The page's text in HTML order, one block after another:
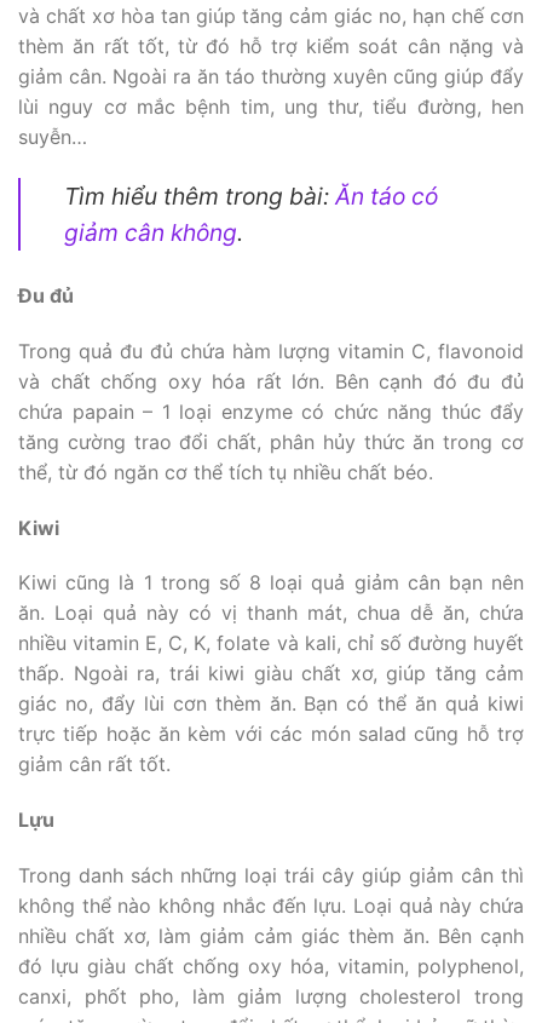
và chất xơ hòa tan giúp tăng cảm giác no, hạn chế cơn
thèm ăn rất tốt, từ đó hỗ trợ kiểm soát cân nặng và
giảm cân. Ngoài ra ăn táo thường xuyên cũng giúp đẩy
lùi nguy cơ mắc bệnh tim, ung thư, tiểu đường, hen
suyễn…
Tìm hiểu thêm trong bài:Ăn táo có
giảm cân không.
Đu đủ
Trong quả đu đủ chứa hàm lượng vitamin C, flavonoid
và chất chống oxy hóa rất lớn. Bên cạnh đó đu đủ
chứa papain – 1 loại enzyme có chức năng thúc đẩy
tăng cường trao đổi chất, phân hủy thức ăn trong cơ
thể, từ đó ngăn cơ thể tích tụ nhiều chất béo.
Kiwi
Kiwi cũng là 1 trong số 8 loại quả giảm cân bạn nên
ăn. Loại quả này có vị thanh mát, chua dễ ăn, chứa
nhiều vitamin E, C, K, folate và kali, chỉ số đường huyết
thấp. Ngoài ra, trái kiwi giàu chất xơ, giúp tăng cảm
giác no, đẩy lùi cơn thèm ăn. Bạn có thể ăn quả kiwi
trực tiếp hoặc ăn kèm với các món salad cũng hỗ trợ
giảm cân rất tốt.
Lựu
Trong danh sách những loại trái cây giúp giảm cân thì
không thể nào không nhắc đến lựu. Loại quả này chứa
nhiều chất xơ, làm giảm cảm giác thèm ăn. Bên cạnh
đó lựu giàu chất chống oxy hóa, vitamin, polyphenol,
canxi, phốt pho, làm giảm lượng cholesterol trong